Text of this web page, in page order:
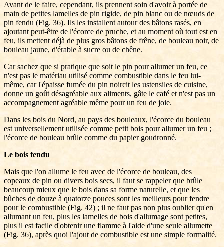
Avant de le faire, cependant, ils prennent soin d'avoir à portée de
main de petites lamelles de pin rigide, de pin blanc ou de nœuds de
pin fendu (Fig. 36). Ils les installent autour des bâtons rasés, en
ajoutant peut-être de l'écorce de pruche, et au moment où tout est en
feu, ils mettent déjà de plus gros bâtons de frêne, de bouleau noir, de
bouleau jaune, d'érable à sucre ou de chêne.
Car sachez que si pratique que soit le pin pour allumer un feu, ce
n'est pas le matériau utilisé comme combustible dans le feu lui-
même, car l'épaisse fumée du pin noircit les ustensiles de cuisine,
donne un goût désagréable aux aliments, gâte le café et n'est pas un
accompagnement agréable même pour un feu de joie.
Dans les bois du Nord, au pays des bouleaux, l'écorce du bouleau
est universellement utilisée comme petit bois pour allumer un feu ;
l'écorce de bouleau brûle comme du papier goudronné.
Le bois fendu
Mais que l'on allume le feu avec de l'écorce de bouleau, des
copeaux de pin ou divers bois secs, il faut se rappeler que brûle
beaucoup mieux que le bois dans sa forme naturelle, et que les
bûches de douze à quatorze pouces sont les meilleurs pour fendre
pour le combustible (Fig. 42) ; il ne faut pas non plus oublier qu'en
allumant un feu, plus les lamelles de bois d'allumage sont petites,
plus il est facile d'obtenir une flamme à l'aide d'une seule allumette
(Fig. 36), après quoi l'ajout de combustible est une simple formalité.